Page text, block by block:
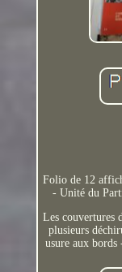
Folio de 12
- Unité du
Les couvertures
plusieurs
usure aux bords